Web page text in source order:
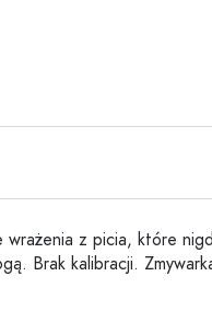
wrażenia z picia, które
Brak kalibracji.